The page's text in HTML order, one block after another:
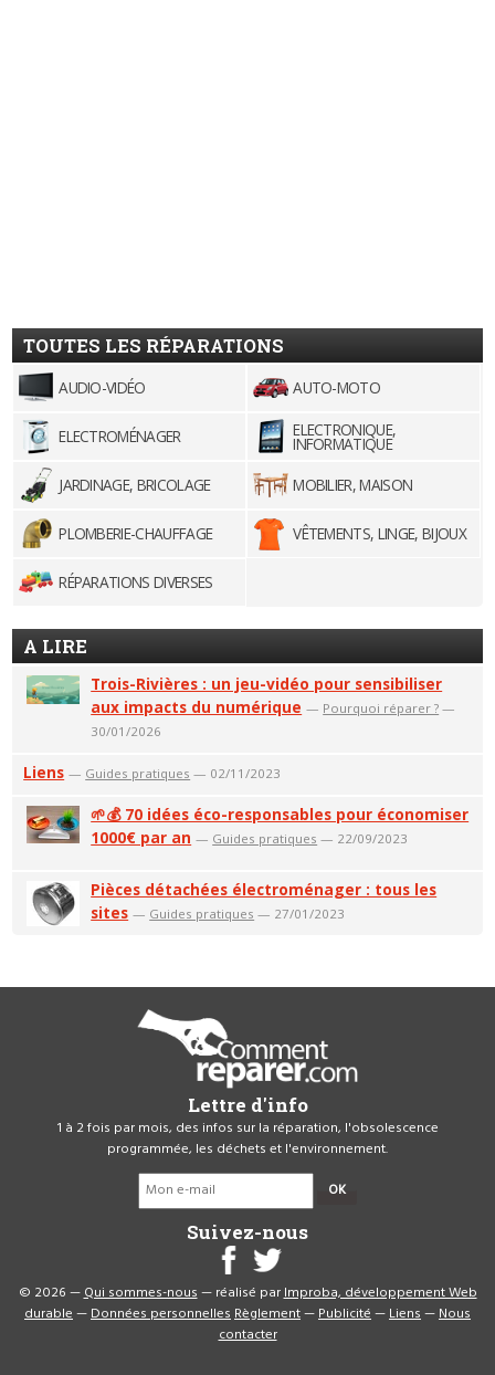
TOUTES LES RÉPARATIONS
AUDIO-VIDÉO AUTO-MOTO
ELECTROMÉNAGER ELECTRONIQUE,
INFORMATIQUE
JARDINAGE, BRICOLAGE
MOBILIER, MAISON
PLOMBERIE-CHAUFFAGE VÊTEMENTS, LINGE, BIJOUX
RÉPARATIONS DIVERSES
A LIRE
Trois-Rivières : un jeu-vidéo pour sensibiliser
aux impacts du numérique — Pourquoi réparer ? —
30/01/2026
Liens — Guides pratiques — 02/11/2023
🌱💰 70 idées éco-responsables pour économiser
1000€ par an — Guides pratiques — 22/09/2023
Pièces détachées électroménager : tous les
sites — Guides pratiques — 27/01/2023
Lettre d'info
1 à 2 fois par mois, des infos sur la réparation, l'obsolescence
programmée, les déchets et l'environnement.
OK
Suivez-nous
© 2026 —Qui sommes-nous— réalisé parImproba, développement Web
durable—Données personnellesRèglement—Publicité—Liens—Nous
contacter